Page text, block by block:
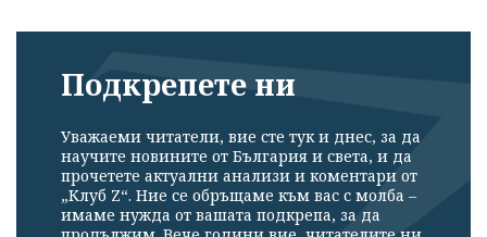
Подкрепете ни
Уважаеми читатели, вие сте тук и днес, за да
научите новините от България и света, и да
прочетете актуални анализи и коментари от
„Клуб Z“. Ние се обръщаме към вас с молба –
имаме нужда от вашата подкрепа, за да